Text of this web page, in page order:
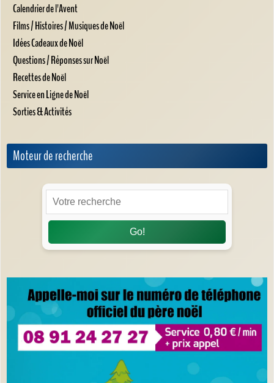
Calendrier de l'Avent
Films / Histoires / Musiques de Noël
Idées Cadeaux de Noël
Questions / Réponses sur Noël
Recettes de Noël
Service en Ligne de Noël
Sorties & Activités
Moteur de recherche
Go!